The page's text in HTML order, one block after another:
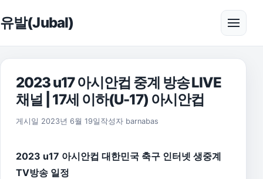
유발(Jubal) 메뉴
2023 u17 아시안컵 중계 방송 LIVE
채널 | 17세 이하(U-17) 아시안컵
게시일 2023년 6월 19일 2026년 8월 1일
작성자 barnabas
2023 u17 아시안컵 대한민국 축구 인터넷 생중계
TV방송 일정